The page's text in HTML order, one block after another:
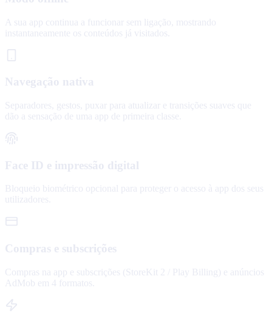
A sua app continua a funcionar sem ligação, mostrando
instantaneamente os conteúdos já visitados.
Navegação nativa
Separadores, gestos, puxar para atualizar e transições suaves que
dão a sensação de uma app de primeira classe.
Face ID e impressão digital
Bloqueio biométrico opcional para proteger o acesso à app dos seus
utilizadores.
Compras e subscrições
Compras na app e subscrições (StoreKit 2 / Play Billing) e anúncios
AdMob em 4 formatos.